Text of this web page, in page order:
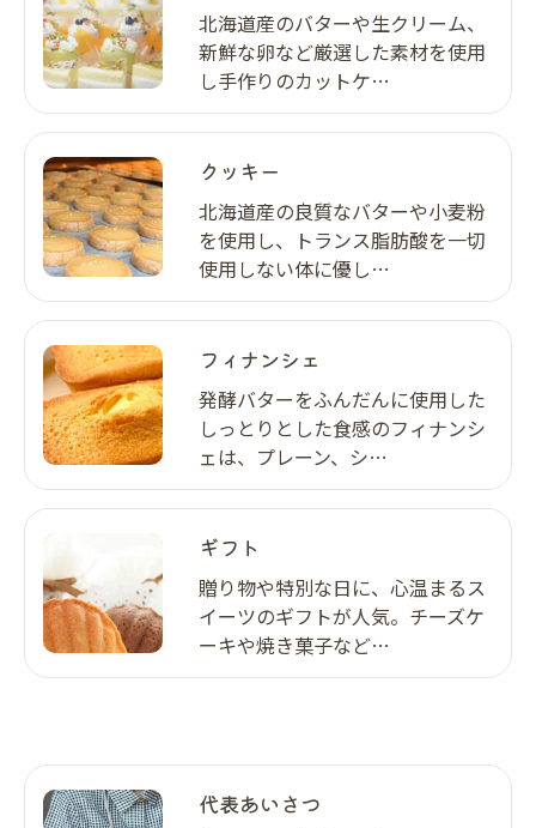
北海道産のバターや生クリーム、
新鮮な卵など厳選した素材を使用
し手作りのカットケ…
クッキー
北海道産の良質なバターや小麦粉
を使用し、トランス脂肪酸を一切
使用しない体に優し…
フィナンシェ
発酵バターをふんだんに使用した
しっとりとした食感のフィナンシ
ェは、プレーン、シ…
ギフト
贈り物や特別な日に、心温まるス
イーツのギフトが人気。チーズケ
ーキや焼き菓子など…
代表あいさつ